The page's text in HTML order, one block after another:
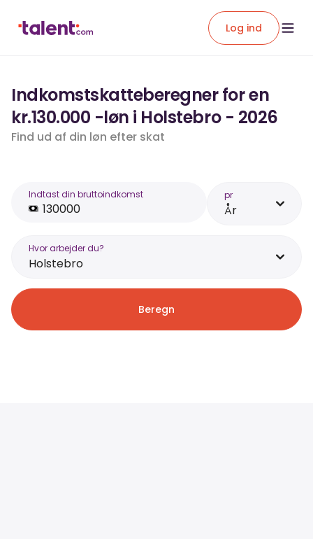
Log ind
Indkomstskatteberegner for en
kr.130.000 -løn i Holstebro - 2026
Find ud af din løn efter skat
Indtast din bruttoindkomst pr
År
Hvor arbejder du?
Holstebro
Beregn